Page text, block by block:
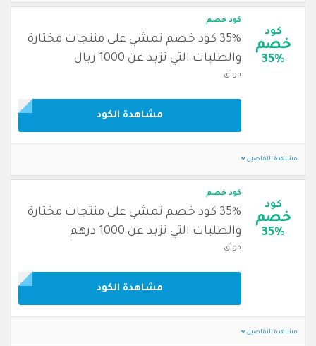
كود
خصم
35%
كود خصم
35% كود خصم نمشي على منتجات مختارة
والطلبات التي تزيد عن 1000 ريال
موثق
مشاهدة الكود
مشاهدة التفاصيل
كود
خصم
35%
كود خصم
35% كود خصم نمشي على منتجات مختارة
والطلبات التي تزيد عن 1000 درهم
موثق
مشاهدة الكود
مشاهدة التفاصيل